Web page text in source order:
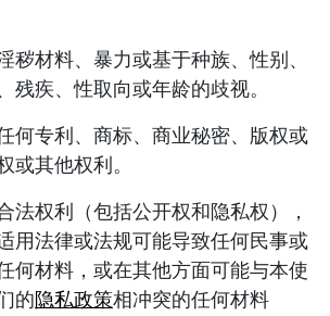
秽材料、暴力或基于种族、性别、
残疾、性取向或年龄的歧视。
何专利、商标、商业秘密、版权或
或其他权利。
法权利（包括公开权和隐私权），
用法律或法规可能导致任何民事或
何材料，或在其他方面可能与本使
的隐私政策相冲突的任何材料